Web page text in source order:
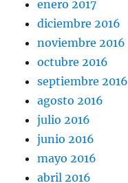
enero 2017
diciembre 2016
noviembre 2016
octubre 2016
septiembre 2016
agosto 2016
julio 2016
junio 2016
mayo 2016
abril 2016